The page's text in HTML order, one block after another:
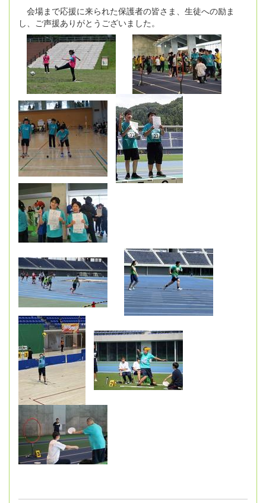
会場まで応援に来られた保護者の皆さま、生徒への励ま
し、ご声援ありがとうございました。